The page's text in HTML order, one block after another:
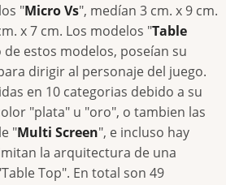
"Micro Vs", medían 3 cm. x 9 cm.
x 7 cm. Los modelos "Table
estos modelos, poseían su
dirigir al personaje del juego.
en 10 categorias debido a su
"plata" u "oro", o tambien las
"Multi Screen", e incluso hay
la arquitectura de una
Top". En total son 49